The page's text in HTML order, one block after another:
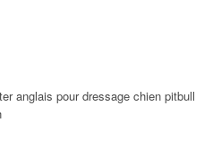
anglais pour dressage chien pitbull